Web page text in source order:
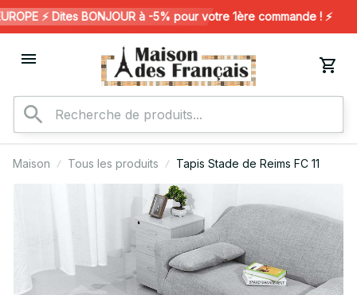
⚡️ Dites BONJOUR à -5% pour votre 1ère commande ! ⚡️
Maison Tous les produits Tapis Stade de Reims FC 11